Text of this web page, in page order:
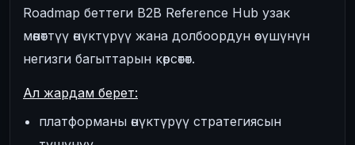
Roadmap беттеги B2B Reference Hub узак
мөөнөттүү өнүктүрүү жана долбоордун өсүшүнүн
негизги багыттарын көрсөтөт.
Ал жардам берет:
платформаны өнүктүрүү стратегиясын